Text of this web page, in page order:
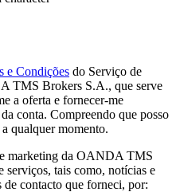
e Condições do Serviço de
TMS Brokers S.A., que serve
a oferta e fornecer-me
conta. Compreendo que posso
qualquer momento.
marketing da OANDA TMS
serviços, tais como, notícias e
de contacto que forneci, por: